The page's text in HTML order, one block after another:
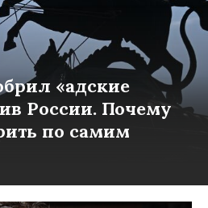
«адские
России. Почему
по самим